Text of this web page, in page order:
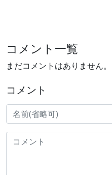
コメント一覧
まだコメントはありません。
コメント